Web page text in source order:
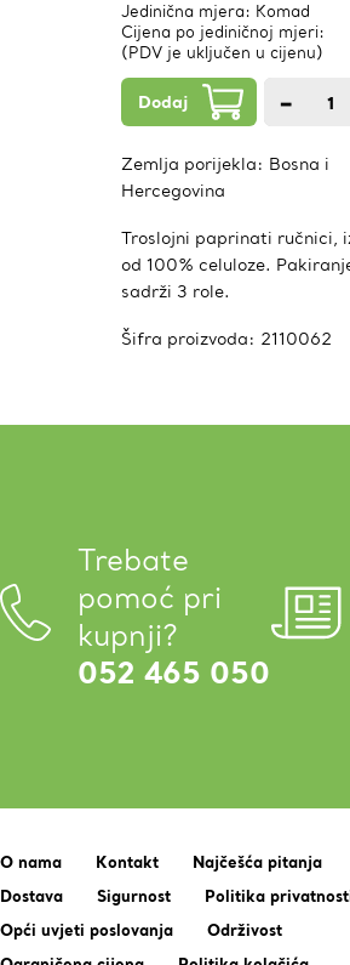
Jedinična mjera: Komad
Cijena po jediničnoj mjeri:
(PDV je uključen u cijenu)
Dodaj − 1
Zemlja porijekla: Bosna i
Hercegovina
Troslojni paprinati ručnici,
od 100% celuloze.
sadrži 3 role.
Šifra proizvoda: 2110062
Trebate
pomoć pri
kupnji?
052 465 050
O nama Kontakt
Najčešća pitanja
Dostava
Sigurnost
Politika
Opći uvjeti poslovanja
Održivost